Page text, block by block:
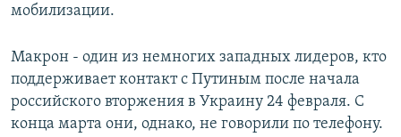
мобилизации.
Макрон - один из немногих западных лидеров, кто
поддерживает контакт с Путиным после начала
российского вторжения в Украину 24 февраля. С
конца марта они, однако, не говорили по телефону.